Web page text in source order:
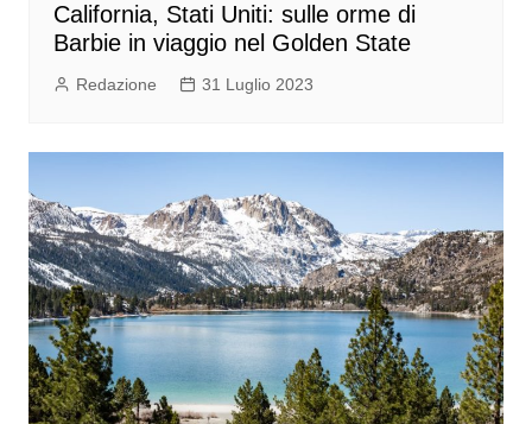
California, Stati Uniti: sulle orme di
Barbie in viaggio nel Golden State
Redazione 31 Luglio 2023